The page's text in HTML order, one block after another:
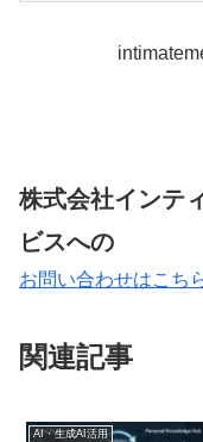
株式会社インテ
ビスへの
お問い合わせはこち
関連記事
AI・生成AI活用